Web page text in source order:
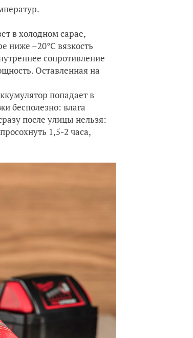
в холодном сарае,
ниже –20°C вязкость
сопротивление
Оставленная на
попадает в
бесполезно: влага
после улицы нельзя:
1,5-2 часа,